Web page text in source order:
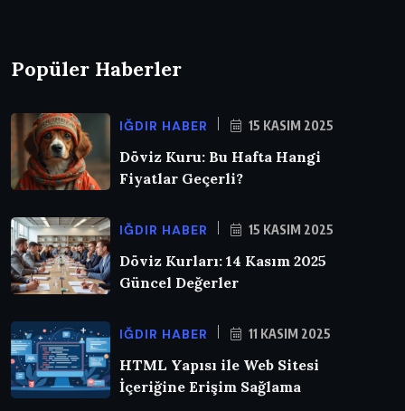
Popüler Haberler
IĞDIR HABER 15 KASIM 2025
Döviz Kuru: Bu Hafta Hangi
Fiyatlar Geçerli?
IĞDIR HABER 15 KASIM 2025
Döviz Kurları: 14 Kasım 2025
Güncel Değerler
IĞDIR HABER 11 KASIM 2025
HTML Yapısı ile Web Sitesi
İçeriğine Erişim Sağlama